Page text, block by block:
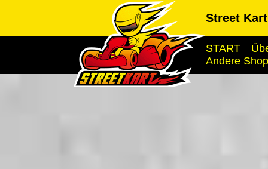
Street
START
Andere